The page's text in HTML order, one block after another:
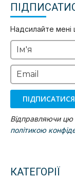
Надсилайте мені
Ім'я
Email
ПІДПИСАТИСЯ
Відправляючи
політикою
КАТЕГОРІЇ